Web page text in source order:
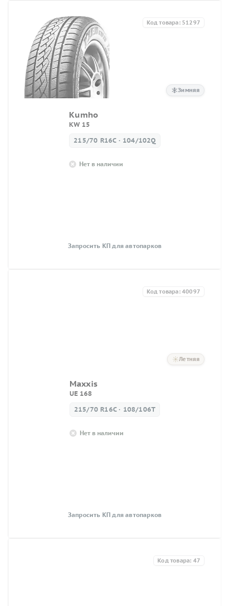
Зимняя
Код товара: 51297
Kumho
KW 15
215/70 R16C · 104/102Q
Нет в наличии
Запросить КП для автопарков
Летняя
Код товара: 40097
Maxxis
UE 168
215/70 R16C · 108/106T
Нет в наличии
Запросить КП для автопарков
Код товара: 47